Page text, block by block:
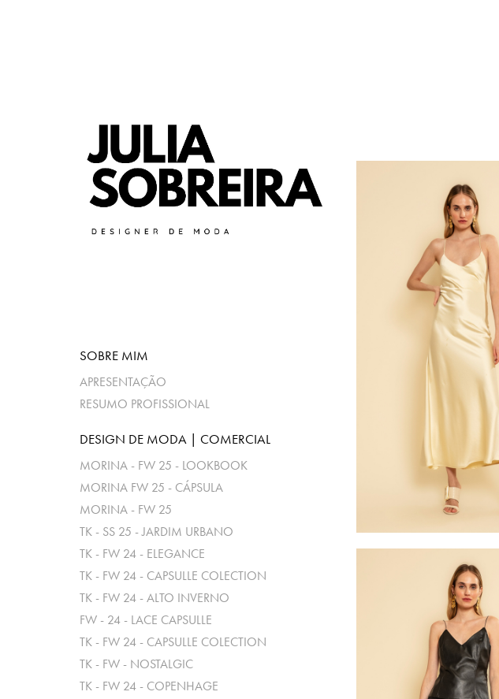
SOBRE MIM
APRESENTAÇÃO
RESUMO PROFISSIONAL
DESIGN DE MODA | COMERCIAL
MORINA - FW 25 - LOOKBOOK
MORINA FW 25 - CÁPSULA
MORINA - FW 25
TK - SS 25 - JARDIM URBANO
TK - FW 24 - ELEGANCE
TK - FW 24 - CAPSULLE COLECTION
TK - FW 24 - ALTO INVERNO
FW - 24 - LACE CAPSULLE
TK - FW 24 - CAPSULLE COLECTION
TK - FW - NOSTALGIC
TK - FW 24 - COPENHAGE